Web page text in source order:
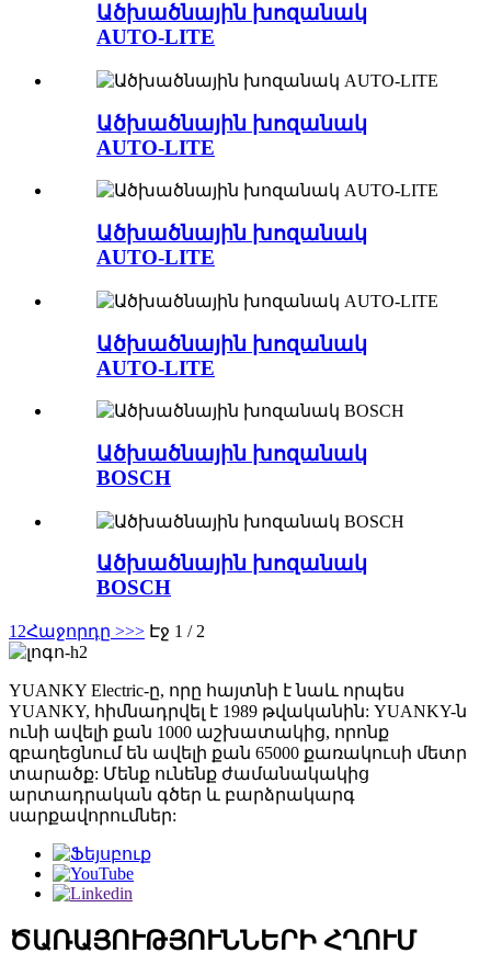
Ածխածնային խոզանակ
AUTO-LITE
Ածխածնային խոզանակ
AUTO-LITE
Ածխածնային խոզանակ
AUTO-LITE
Ածխածնային խոզանակ
AUTO-LITE
Ածխածնային խոզանակ
BOSCH
Ածխածնային խոզանակ
BOSCH
1 2Հաջորդը >>> Էջ 1 / 2
YUANKY Electric-ը, որը հայտնի է նաև որպես
YUANKY, հիմնադրվել է 1989 թվականին: YUANKY-ն
ունի ավելի քան 1000 աշխատակից, որոնք
զբաղեցնում են ավելի քան 65000 քառակուսի մետր
տարածք: Մենք ունենք ժամանակակից
արտադրական գծեր և բարձրակարգ
սարքավորումներ:
ԾԱՌԱՅՈՒԹՅՈՒՆՆԵՐԻ ՀՂՈՒՄ